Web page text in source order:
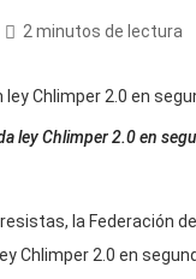
2 minutos de lectura
ley Chlimper 2.0 en
la Federación
Chlimper 2.0 en